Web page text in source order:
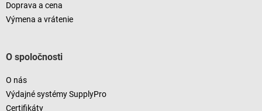
Doprava a cena
Výmena a vrátenie
O spoločnosti
O nás
Výdajné systémy SupplyPro
Certifikáty